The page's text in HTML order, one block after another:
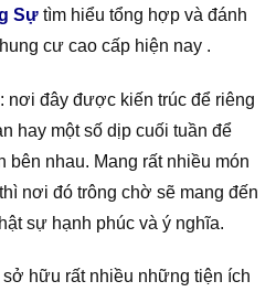
Sựtìm hiểu tổng hợp và đánh
cư cao cấp hiện nay .
nơi đây được kiến trúc để riêng
hay một số dịp cuối tuần để
bên nhau. Mang rất nhiều món
nơi đó trông chờ sẽ mang đến
sự hạnh phúc và ý nghĩa.
hữu rất nhiều những tiện ích